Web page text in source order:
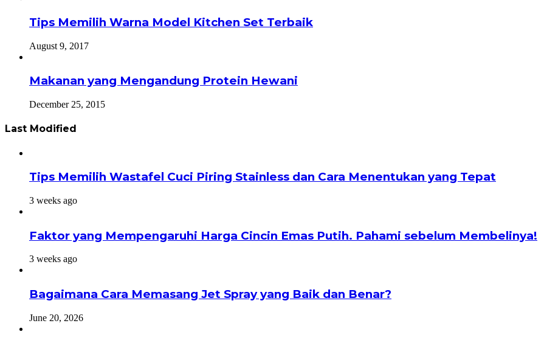
Tips Memilih Warna Model Kitchen Set Terbaik
August 9, 2017
Makanan yang Mengandung Protein Hewani
December 25, 2015
Last Modified
Tips Memilih Wastafel Cuci Piring Stainless dan Cara Menentukan yang Tepat
3 weeks ago
Faktor yang Mempengaruhi Harga Cincin Emas Putih. Pahami sebelum Membelinya!
3 weeks ago
Bagaimana Cara Memasang Jet Spray yang Baik dan Benar?
June 20, 2026